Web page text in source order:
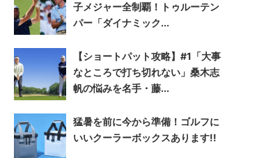
子メジャー全制覇！トゥルーテン
パー「ダイナミック...
【ショートパット攻略】#1「大事
なところで打ち切れない」桑木志
帆の悩みを名手・藤...
猛暑を前に今から準備！ゴルフに
いいクーラーボックスあります!!